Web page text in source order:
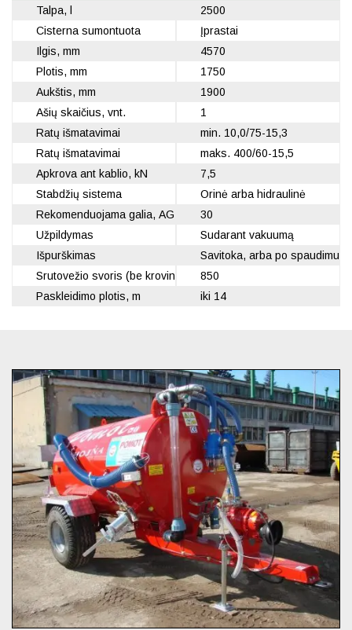
Talpa, l
Cisterna sumontuota
Ilgis, mm
Plotis, mm
Aukštis, mm
Ašių skaičius, vnt.
Ratų išmatavimai
Ratų išmatavimai
Apkrova ant kablio, kN
Stabdžių sistema
Rekomenduojama galia, AG
Užpildymas
Išpurškimas
Srutovežio svoris (be krovinio), kg
Paskleidimo plotis, m
2500
Įprastai
4570
1750
1900
1
min. 10,0/75-15,3
maks. 400/60-15,5
7,5
Orinė arba hidraulinė
30
Sudarant vakuumą
Savitoka, arba po spaudimu
850
iki 14